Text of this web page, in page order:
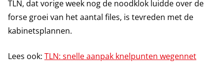
TLN, dat vorige week nog de noodklok luidde over de
forse groei van het aantal files, is tevreden met de
kabinetsplannen.
Lees ook: TLN: snelle aanpak knelpunten wegennet